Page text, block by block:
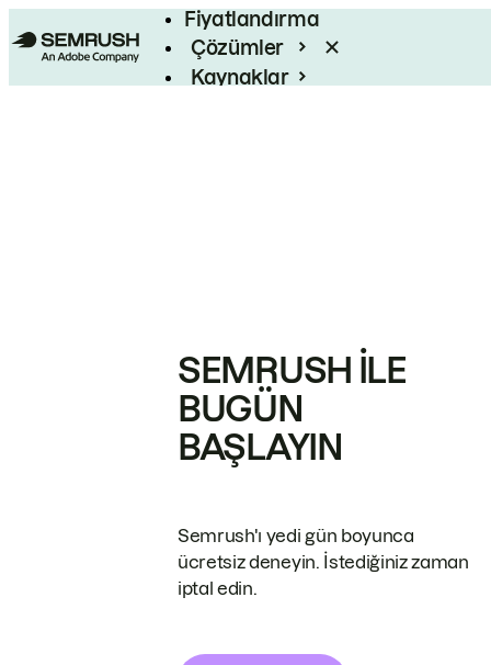
Fiyatlandırma
Çözümler
Kaynaklar
SEMRUSH ILE
BUGÜN
BAŞLAYIN
Semrush'ı yedi gün boyunca
ücretsiz deneyin. İstediğiniz zaman
iptal edin.